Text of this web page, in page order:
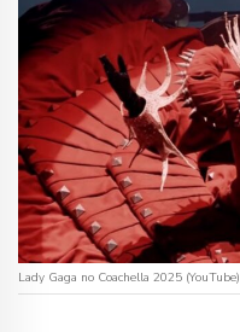
Lady Gaga no Coachella 2025 (YouTube)